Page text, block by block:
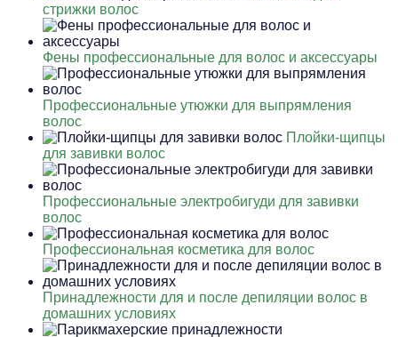
стрижки волос
Фены профессиональные для волос и аксессуары
Профессиональные утюжки для выпрямления
волос
Плойки-щипцы
для завивки волос
Профессиональные электробигуди для завивки
волос
Профессиональная косметика для волос
Принадлежности для и после депиляции волос в
домашних условиях